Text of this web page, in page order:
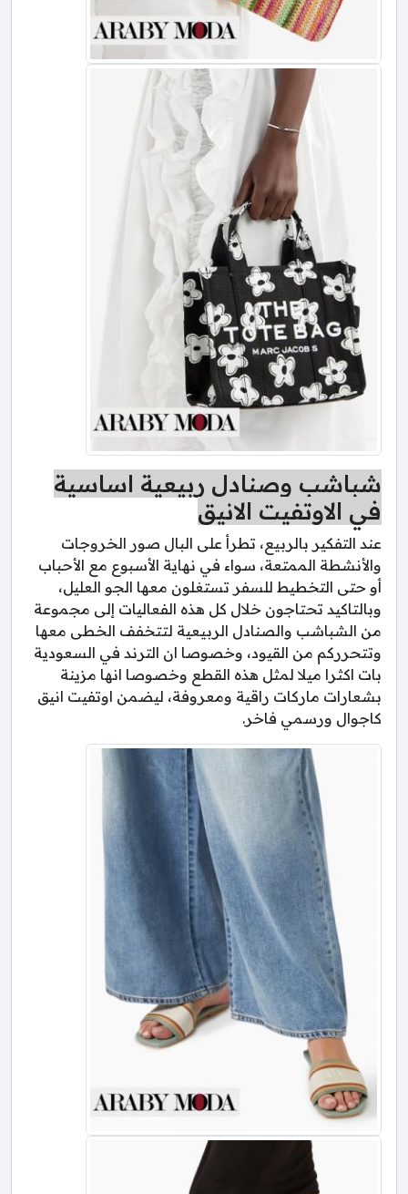
شباشب وصنادل ربيعية اساسية
في الاوتفيت الانيق
عند التفكير بالربيع، تطرأ على البال صور الخروجات
والأنشطة الممتعة، سواء في نهاية الأسبوع مع الأحباب
أو حتى التخطيط للسفر تستغلون معها الجو العليل،
وبالتاكيد تحتاجون خلال كل هذه الفعاليات إلى مجموعة
من الشباشب والصنادل الربيعية لتتخفف الخطى معها
وتتحرركم من القيود، وخصوصا ان الترند في السعودية
بات اكثرا ميلا لمثل هذه القطع وخصوصا انها مزينة
بشعارات ماركات راقية ومعروفة، ليضمن اوتفيت انيق
كاجوال ورسمي فاخر.